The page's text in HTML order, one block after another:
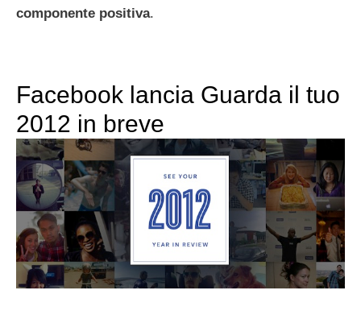
componente positiva.
Facebook lancia Guarda il tuo
2012 in breve